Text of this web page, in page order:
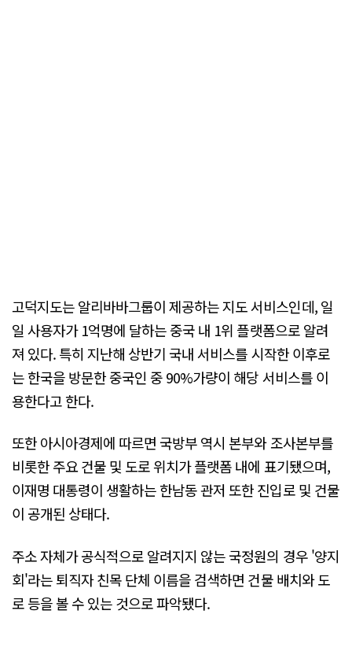
고덕지도는 알리바바그룹이 제공하는 지도 서비스인데, 일
일 사용자가 1억명에 달하는 중국 내 1위 플랫폼으로 알려
져 있다. 특히 지난해 상반기 국내 서비스를 시작한 이후로
는 한국을 방문한 중국인 중 90%가량이 해당 서비스를 이
용한다고 한다.
또한 아시아경제에 따르면 국방부 역시 본부와 조사본부를
비롯한 주요 건물 및 도로 위치가 플랫폼 내에 표기됐으며,
이재명 대통령이 생활하는 한남동 관저 또한 진입로 및 건물
이 공개된 상태다.
주소 자체가 공식적으로 알려지지 않는 국정원의 경우 '양지
회'라는 퇴직자 친목 단체 이름을 검색하면 건물 배치와 도
로 등을 볼 수 있는 것으로 파악됐다.